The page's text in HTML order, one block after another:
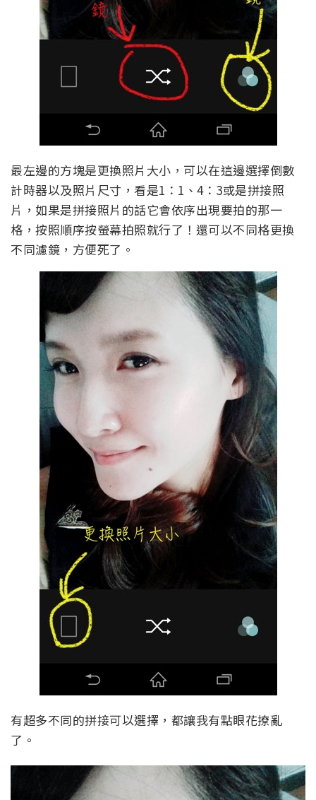
最左邊的方塊是更換照片大小，可以在這邊選擇倒數
計時器以及照片尺寸，看是1：1、4：3或是拼接照
片，如果是拼接照片的話它會依序出現要拍的那一
格，按照順序按螢幕拍照就行了！還可以不同格更換
不同濾鏡，方便死了。
有超多不同的拼接可以選擇，都讓我有點眼花撩亂
了。